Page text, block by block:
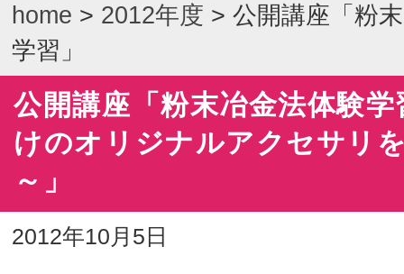
home > 2012年度 > 公開講座「粉
学習」
公開講座「粉末冶金法体験
けのオリジナルアクセサリ
～」
2012年10月5日